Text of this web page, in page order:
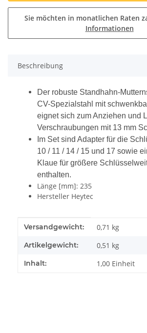
Sie möchten in monatlichen Raten
Informationen
Beschreibung
Der robuste Standhahn-
CV-Spezialstahl mit
eignet sich zum Anziehen und
Verschraubungen mit 13 mm
Im Set sind Adapter für die
10 / 11 / 14 / 15 und 17 sowie
Klaue für größere
enthalten.
Länge [mm]: 235
Hersteller Heytec
Produkteigenschaft
Wert
Versandgewicht: 0,71 kg
Artikelgewicht: 0,51 kg
Inhalt: 1,00 Einheit